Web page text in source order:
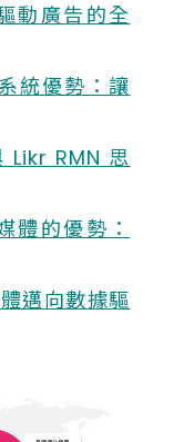
動廣告的全
統優勢：讓
Likr RMN 思
體的優勢：
邁向數據驅